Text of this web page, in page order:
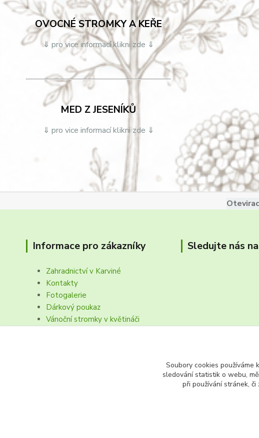
OVOCNÉ STROMKY A KEŘE
⇓ pro vice informací klikni zde ⇓
MED Z JESENÍKŮ
⇓ pro vice informací klikni zde ⇓
Informace pro zákazníky
Zahradnictví v Karviné
Kontakty
Fotogalerie
Dárkový poukaz
Vánoční stromky v květináči
Sledujte nás
Soubory cookies používáme
sledování statistik o webu,
při používání stránek,